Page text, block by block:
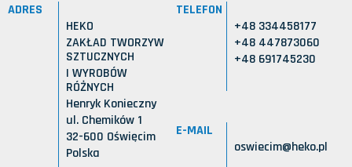
ADRES
HEKO
ZAKŁAD TWORZYW
SZTUCZNYCH
I WYROBÓW
RÓŻNYCH
Henryk Konieczny
ul. Chemików 1
32-600 Oświęcim
Polska
TELEFON
+48 334458177
+48 447873060
+48 691745230
E-MAIL
oswiecim@heko.pl